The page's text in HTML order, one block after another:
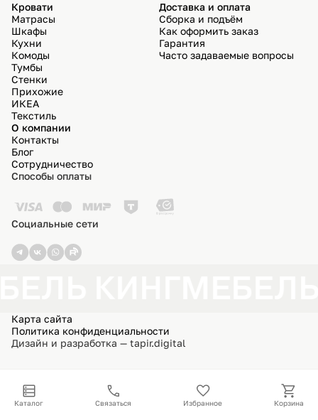
Кровати
Матрасы
Шкафы
Кухни
Комоды
Тумбы
Стенки
Прихожие
ИКЕА
Текстиль
Доставка и оплата
Сборка и подъём
Как оформить заказ
Гарантия
Часто задаваемые вопросы
О компании
Контакты
Блог
Сотрудничество
Способы оплаты
Социальные сети
Карта сайта
Политика конфиденциальности
Дизайн и разработка — tapir.digital
Каталог Связаться Избранное Корзина